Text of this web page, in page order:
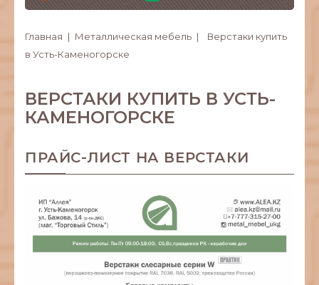
Главная Металлическая мебель
Верстаки купить
в Усть-Каменогорске
ВЕРСТАКИ КУПИТЬ В УСТЬ-
КАМЕНОГОРСКЕ
ПРАЙС-ЛИСТ НА ВЕРСТАКИ